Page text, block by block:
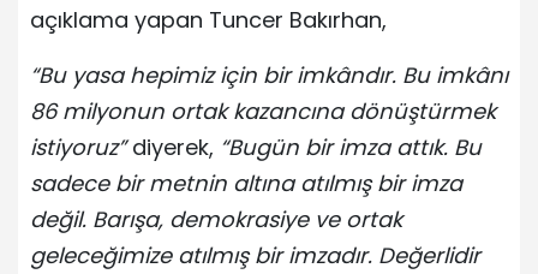
açıklama yapan Tuncer Bakırhan,
“Bu yasa hepimiz için bir imkândır. Bu imkânı
86 milyonun ortak kazancına dönüştürmek
istiyoruz”diyerek, “Bugün bir imza attık. Bu
sadece bir metnin altına atılmış bir imza
değil. Barışa, demokrasiye ve ortak
geleceğimize atılmış bir imzadır. Değerlidir